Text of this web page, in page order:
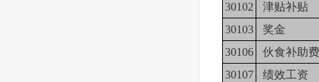
30102
津贴补贴
30103
奖金
30106
伙食补助费
30107
绩效工资